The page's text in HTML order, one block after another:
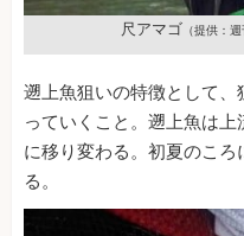
尺アマゴ （提供：
遡上魚狙いの特徴として
っていくこと。遡上魚は
に移り変わる。初夏のこ
る。